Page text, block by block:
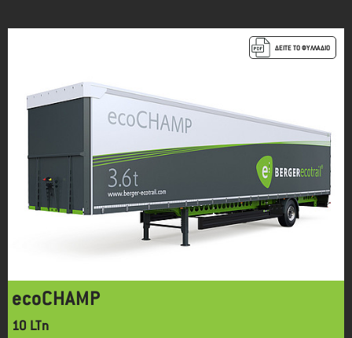
ecoCHAMP
10 LTn
ΔΕΙΤΕ ΤΟ ΦΥΛΛΑΔΙΟ